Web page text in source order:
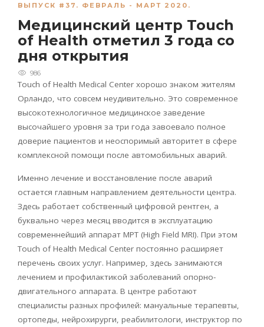
ВЫПУСК #37. ФЕВРАЛЬ - МАРТ 2020.
Медицинский центр Touch
of Health отметил 3 года со
дня открытия
986
Touch of Health Medical Center хорошо знаком жителям
Орландо, что совсем неудивительно. Это современное
высокотехнологичное медицинское заведение
высочайшего уровня за три года завоевало полное
доверие пациентов и неоспоримый авторитет в сфере
комплексной помощи после автомобильных аварий.
Именно лечение и восстановление после аварий
остается главным направлением деятельности центра.
Здесь работает собственный цифровой рентген, а
буквально через месяц вводится в эксплуатацию
современнейший аппарат МРТ (High Field MRI). При этом
Touch of Health Medical Center постоянно расширяет
перечень своих услуг. Например, здесь занимаются
лечением и профилактикой заболеваний опорно-
двигательного аппарата. В центре работают
специалисты разных профилей: мануальные терапевты,
ортопеды, нейрохирурги, реабилитологи, инструктор по